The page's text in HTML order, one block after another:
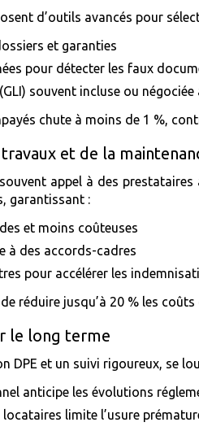
d’outils avancés pour
et garanties
pour détecter les faux
souvent incluse ou
chute à moins de 1 %,
et de la
appel à des
garantissant :
et moins coûteuses
à des accords-cadres
pour accélérer les
réduire jusqu’à 20 % les coûts
le long terme
DPE et un suivi rigoureux, se
anticipe les évolutions
limite l’usure